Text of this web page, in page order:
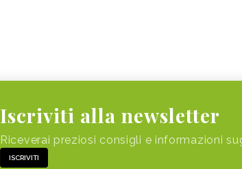
Iscriviti alla newsletter
Riceverai preziosi consigli e informazioni
ISCRIVITI